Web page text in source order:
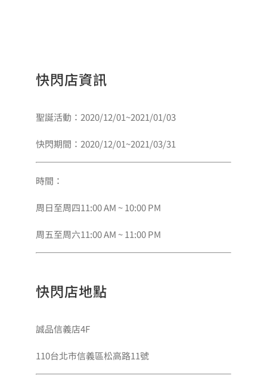
快閃店資訊
聖誕活動：2020/12/01~2021/01/03
快閃期間：2020/12/01~2021/03/31
時間：
周日至周四11:00 AM ~ 10:00 PM
周五至周六11:00 AM ~ 11:00 PM
快閃店地點
誠品信義店4F
110台北市信義區松高路11號